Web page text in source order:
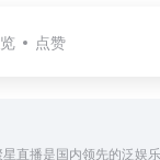
点赞